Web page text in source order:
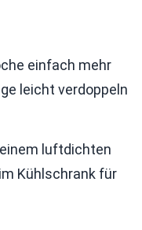
einfach mehr
leicht verdoppeln
luftdichten
Kühlschrank für